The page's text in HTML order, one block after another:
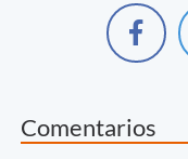
Comentarios